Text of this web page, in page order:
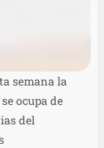
semana la
ocupa de
del